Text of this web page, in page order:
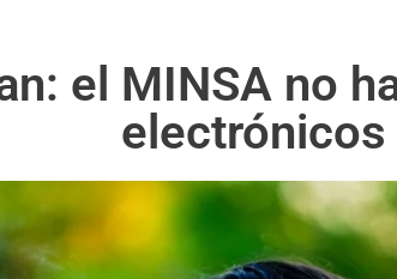
el MINSA no
electrónicos